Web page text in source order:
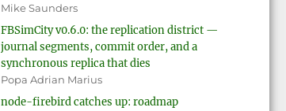
Mike Saunders
FBSimCity v0.6.0: the replication district —
journal segments, commit order, and a
synchronous replica that dies
Popa Adrian Marius
node-firebird catches up: roadmap